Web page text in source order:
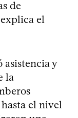
de
el
asistencia y
la
el nivel